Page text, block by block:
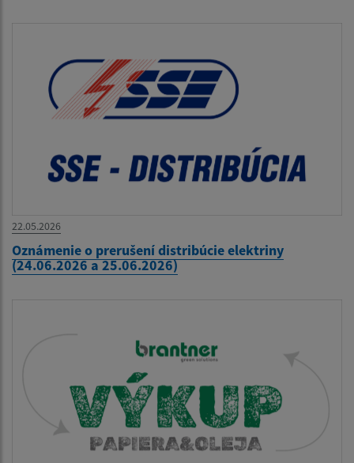
22.05.2026
Oznámenie o prerušení distribúcie elektriny
(24.06.2026 a 25.06.2026)